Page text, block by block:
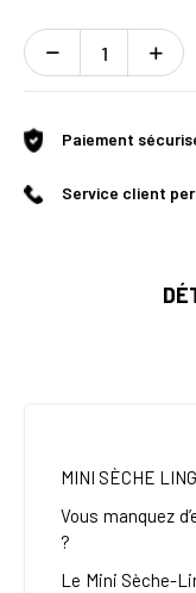
Paiement
Service client
MINI SÈCHE
Vous manquez
?
Le Mini Sèche-